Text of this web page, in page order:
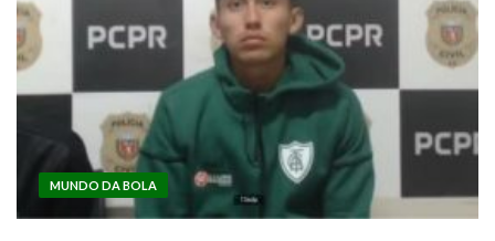
MUNDO DA BOLA